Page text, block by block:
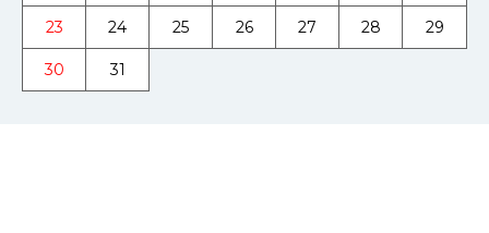
23 24 25 26 27 28 29
30 31